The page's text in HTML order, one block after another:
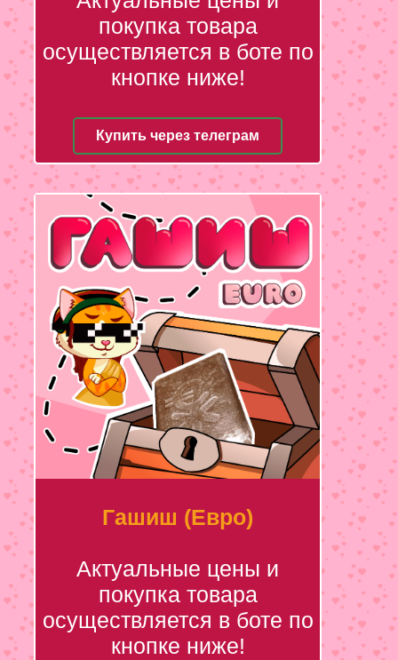
покупка товара
осуществляется в боте по
кнопке ниже!
Купить через телеграм
Гашиш (Евро)
Актуальные цены и
покупка товара
осуществляется в боте по
кнопке ниже!